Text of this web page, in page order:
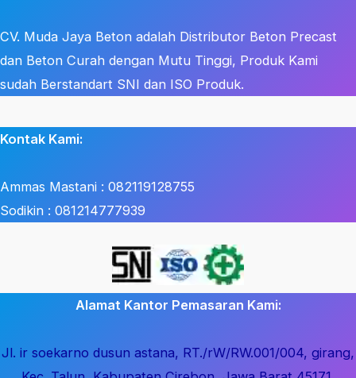
CV. Muda Jaya Beton adalah Distributor Beton Precast
dan Beton Curah dengan Mutu Tinggi, Produk Kami
sudah Berstandart SNI dan ISO Produk.
Kontak Kami:
Ammas Mastani : 082119128755
Sodikin : 081214777939
Alamat Kantor Pemasaran Kami:
Jl. ir soekarno dusun astana, RT./rW/RW.001/004, girang,